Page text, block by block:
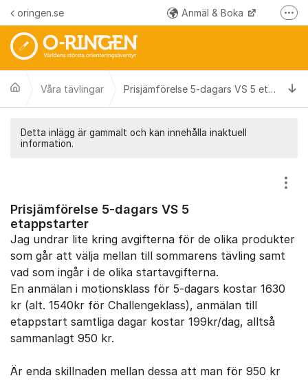
Hoppa till innehåll
oringen.se Anmäl & Boka
Våra tävlingar Prisjämförelse 5-dagars VS 5 etappstarter
Detta inlägg är gammalt och kan innehålla inaktuell
information.
Prisjämförelse 5-dagars VS 5
etappstarter
Jag undrar lite kring avgifterna för de olika produkter
som går att välja mellan till sommarens tävling samt
vad som ingår i de olika startavgifterna.
En anmälan i motionsklass för 5-dagars kostar 1630
kr (alt. 1540kr för Challengeklass), anmälan till
etappstart samtliga dagar kostar 199kr/dag, alltså
sammanlagt 950 kr.
Är enda skillnaden mellan dessa att man för 950 kr